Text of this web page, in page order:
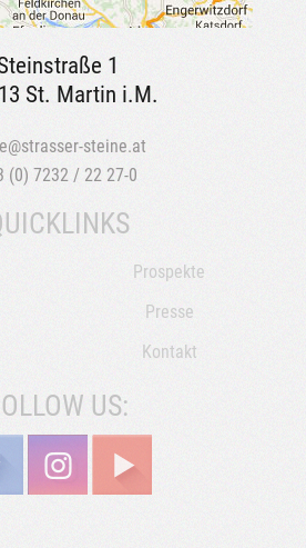
1
St. Martin i.M.
steine.at
(0) 7232 / 22 27-0
Prospekte
Presse
Kontakt
US: